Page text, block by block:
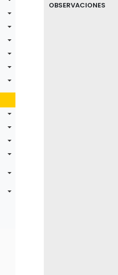
OBSERVACIONES